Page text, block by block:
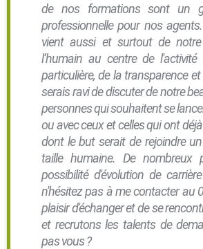
de nos formations sont un
professionnelle pour nos
vient aussi et surtout de
l’humain au centre de
particulière, de la transparence
serais ravi de discuter de notre
personnes qui souhaitent se
ou avec ceux et celles qui ont
dont le but serait de rejoindre
taille humaine. De nombreux
possibilité d'évolution de
n'hésitez pas à me contacter au
plaisir d'échanger et de se
et recrutons les talents de
pas vous ?